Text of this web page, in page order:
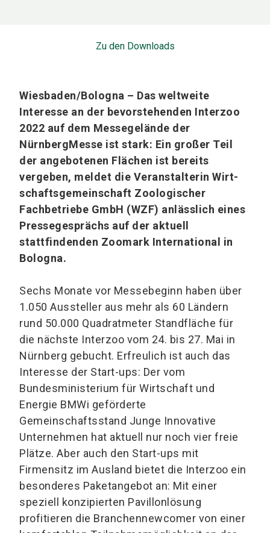
Zu den Downloads
Wiesbaden/Bologna – Das weltweite
Interesse an der bevorstehenden Interzoo
2022 auf dem Messegelände der
NürnbergMesse ist stark: Ein großer Teil
der angebotenen Flächen ist bereits
vergeben, meldet die Veranstalterin Wirt­
schafts­gemeinschaft Zoologischer
Fachbetriebe GmbH (WZF) anlässlich eines
Pressegesprächs auf der aktuell
stattfindenden Zoomark International in
Bologna.
Sechs Monate vor Messebeginn haben über
1.050 Aussteller aus mehr als 60 Ländern
rund 50.000 Quadratmeter Standfläche für
die nächste Interzoo vom 24. bis 27. Mai in
Nürnberg gebucht. Erfreulich ist auch das
Interesse der Start-ups: Der vom
Bundesministerium für Wirtschaft und
Energie BMWi geförderte
Gemeinschaftsstand Junge Innovative
Unternehmen hat aktuell nur noch vier freie
Plätze. Aber auch den Start-ups mit
Firmensitz im Ausland bietet die Interzoo ein
besonderes Paketangebot an: Mit einer
speziell konzipierten Pavillonlösung
profitieren die Branchennewcomer von einer